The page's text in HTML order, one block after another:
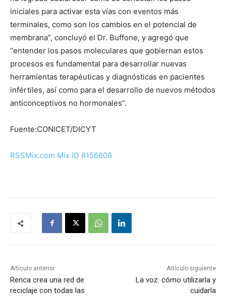
iniciales para activar esta vías con eventos más
terminales, como son los cambios en el potencial de
membrana”, concluyó el Dr. Buffone, y agregó que
“entender los pasos moleculares que gobiernan estos
procesos es fundamental para desarrollar nuevas
herramientas terapéuticas y diagnósticas en pacientes
infértiles, así como para el desarrollo de nuevos métodos
anticonceptivos no hormonales”.
Fuente:CONICET/DICYT
RSSMix.com Mix ID 8156608
Artículo anterior
Renca crea una red de
reciclaje con todas las
Artículo siguiente
La voz: cómo utilizarla y
cuidarla